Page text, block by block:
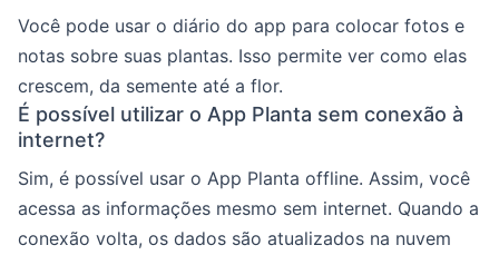
Você pode usar o diário do app para colocar fotos e
notas sobre suas plantas. Isso permite ver como elas
crescem, da semente até a flor.
É possível utilizar o App Planta sem conexão à
internet?
Sim, é possível usar o App Planta offline. Assim, você
acessa as informações mesmo sem internet. Quando a
conexão volta, os dados são atualizados na nuvem